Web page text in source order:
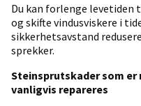
Du kan forlenge levetiden
og skifte vindusviskere i
sikkerhetsavstand
sprekker.
Steinsprutskader som er
vanligvis repareres